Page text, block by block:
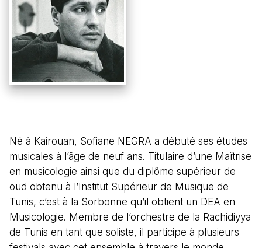
Né à Kairouan, Sofiane NEGRA a débuté ses études
musicales à l’âge de neuf ans. Titulaire d’une Maîtrise
en musicologie ainsi que du diplôme supérieur de
oud obtenu à l’Institut Supérieur de Musique de
Tunis, c’est à la Sorbonne qu’il obtient un DEA en
Musicologie. Membre de l’orchestre de la Rachidiyya
de Tunis en tant que soliste, il participe à plusieurs